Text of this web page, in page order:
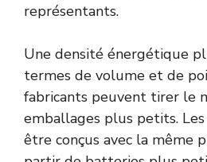
représentants.
Une densité énergétique
termes de volume et de
fabricants peuvent tirer le
emballages plus petits.
être conçus avec la même